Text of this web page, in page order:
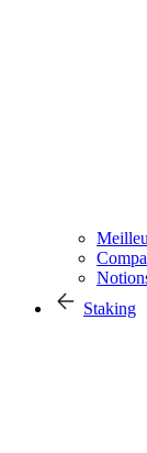
Staking